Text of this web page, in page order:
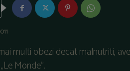
multi obezi decat malnutriti,
Monde”.